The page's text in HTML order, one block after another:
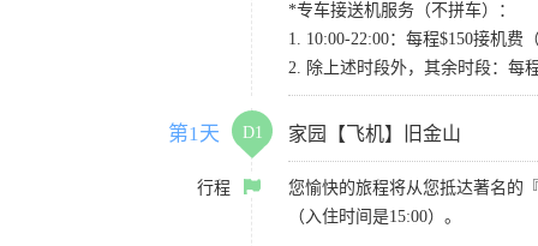
*专车接送机服务（不拼车）：
1. 10:00-22:00：每程$150接机
2. 除上述时段外，其余时段：每
第1天 D1 家园【飞机】旧金山
行程
您愉快的旅程将从您抵达著名的
（入住时间是15:00）。